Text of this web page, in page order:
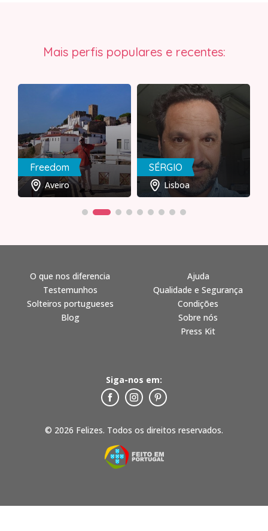
Mais perfis populares e recentes:
Freedom
Aveiro
SÉRGIO
Lisboa
© 2026 Felizes. Todos os direitos reservados.
O que nos diferencia
Testemunhos
Solteiros portugueses
Blog
Ajuda
Qualidade e Segurança
Condições
Sobre nós
Press Kit
Siga-nos em: